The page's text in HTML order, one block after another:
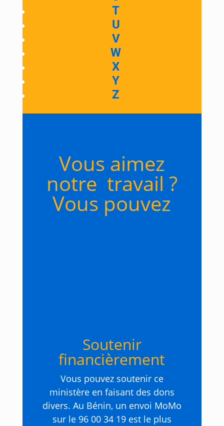
T
U
V
W
X
Y
Z
Vous aimez
notre travail ?
Vous pouvez
Soutenir
financièrement
Vous pouvez soutenir ce
ministère en faisant des dons
divers. Au Bénin, un envoi MoMo
sur le 96 00 34 19 est le plus